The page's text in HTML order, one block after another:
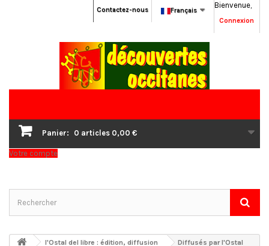
Bienvenue,
Connexion
Français
Contactez-nous
Panier: 0 articles 0,00 €
Votre compte
l'Ostal del libre : édition, diffusion
Diffusés par l'Ostal